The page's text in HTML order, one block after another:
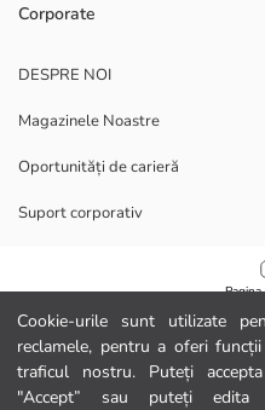
Cookie-urile sunt utilizate
reclamele, pentru a oferi
traficul nostru. Puteți
"Accept” sau puteți edita
Pagina
Corporate
DESPRE NOI
Magazinele Noastre
Oportunități de carieră
Suport corporativ
Politica de confidențialitate și
Termeni de utilizare